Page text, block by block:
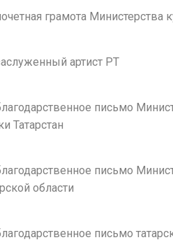
грамота Министерства
артист РТ
письмо
Татарстан
письмо
области
письмо